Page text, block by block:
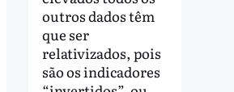
outros dados têm
que ser
relativizados, pois
são os indicadores